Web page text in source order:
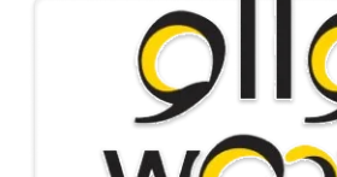
المكتسبة بمكافآت مميزة وعديدة
والجوائز والهدايا وغيرها الكثير.
للمزيد من المعلومات اضغط
هنا